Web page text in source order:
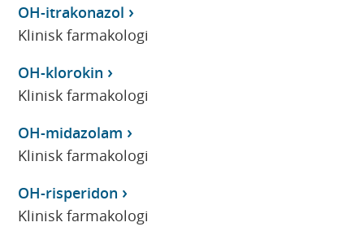
OH-itrakonazol
Klinisk farmakologi
OH-klorokin
Klinisk farmakologi
OH-midazolam
Klinisk farmakologi
OH-risperidon
Klinisk farmakologi